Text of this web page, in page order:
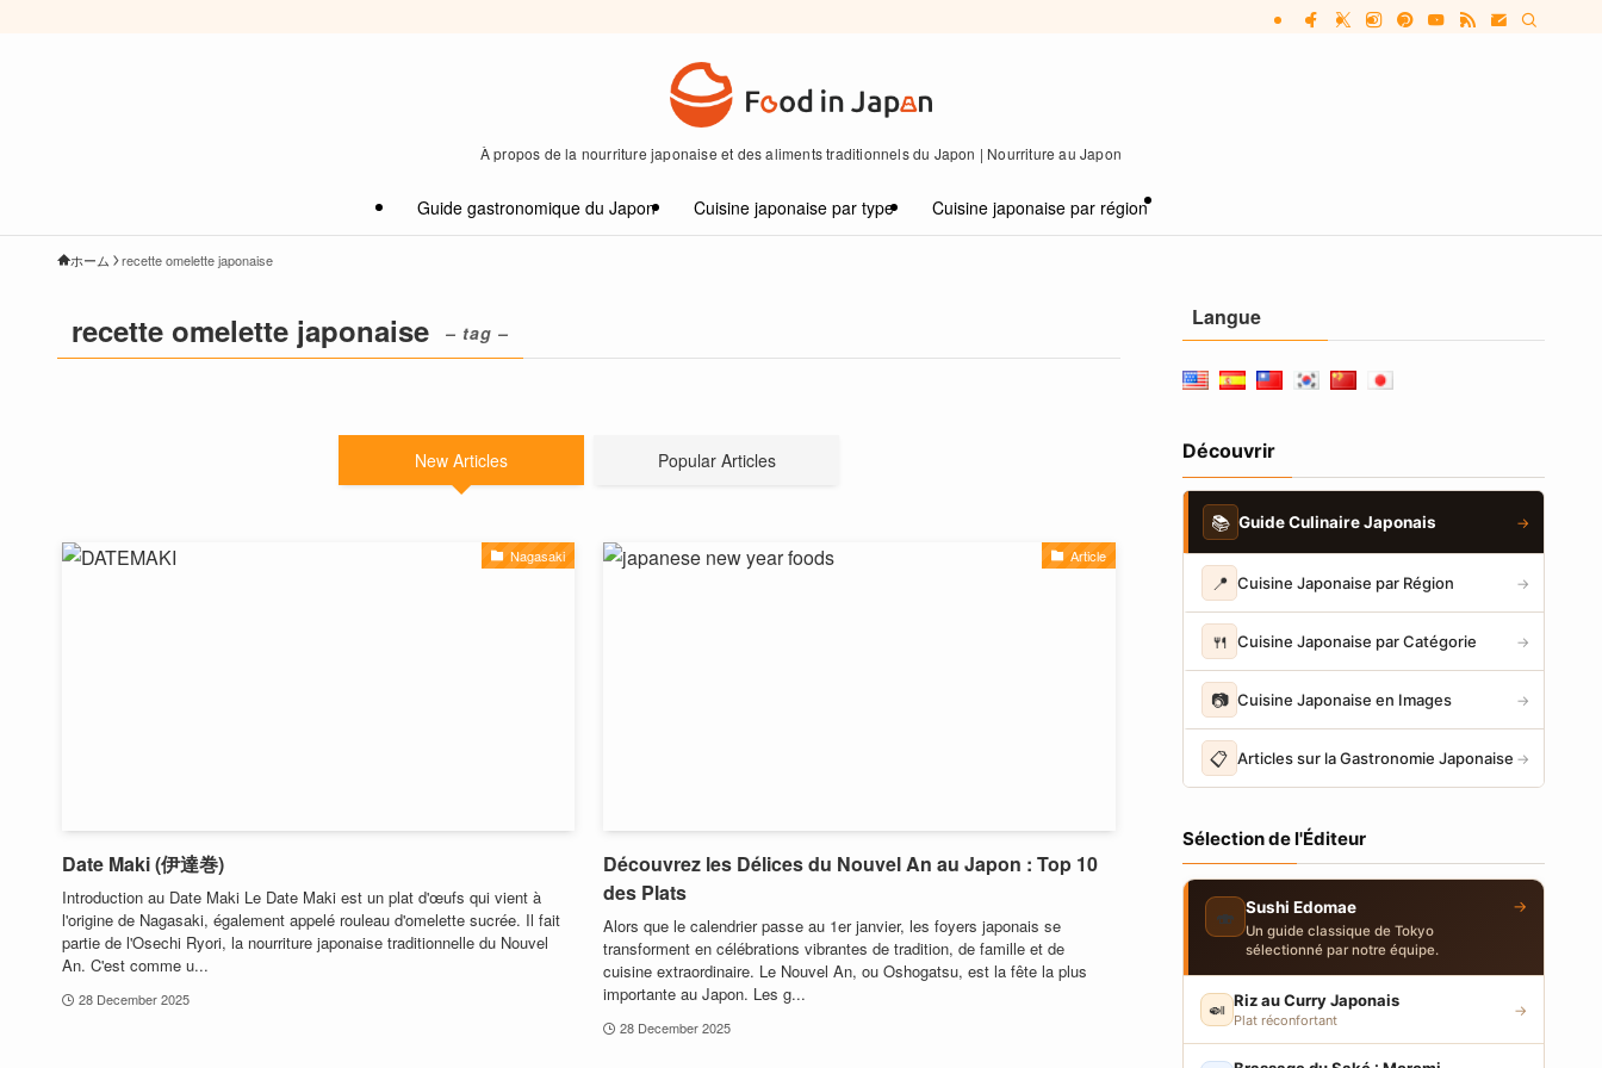
À propos de la nourriture japonaise et des aliments traditionnels du Japon | Nourriture au Japon
Guide gastronomique du Japon Cuisine japonaise par type Cuisine japonaise par région
ホーム recette omelette japonaise
recette omelette japonaise – tag –
New Articles Popular Articles
Nagasaki
Date Maki (伊達巻)
Introduction au Date Maki Le Date Maki est un plat d'œufs qui vient à
l'origine de Nagasaki, également appelé rouleau d'omelette sucrée. Il fait
partie de l'Osechi Ryori, la nourriture japonaise traditionnelle du Nouvel
An. C'est comme u...
28 December 2025
Article
Découvrez les Délices du Nouvel An au Japon : Top 10
des Plats
Alors que le calendrier passe au 1er janvier, les foyers japonais se
transforment en célébrations vibrantes de tradition, de famille et de
cuisine extraordinaire. Le Nouvel An, ou Oshogatsu, est la fête la plus
importante au Japon. Les g...
28 December 2025
Langue
Découvrir
📚 Guide Culinaire Japonais →
📍 Cuisine Japonaise par Région →
🍴 Cuisine Japonaise par Catégorie →
📷 Cuisine Japonaise en Images →
📋 Articles sur la Gastronomie Japonaise →
Sélection de l'Éditeur
🍣 Sushi Edomae
Un guide classique de Tokyo
sélectionné par notre équipe.
→
🍛 Riz au Curry Japonais
Plat réconfortant
→